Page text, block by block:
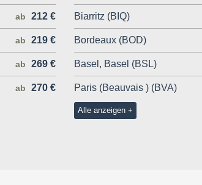
ab 212 €
ab 219 €
ab 269 €
ab 270 €
Biarritz (BIQ)
Bordeaux (BOD)
Basel, Basel (BSL)
Paris (Beauvais ) (BVA)
Alle anzeigen